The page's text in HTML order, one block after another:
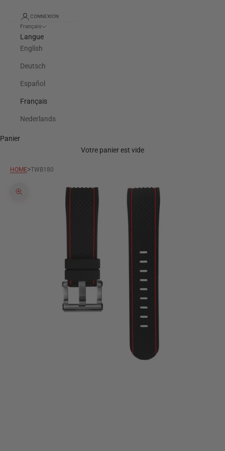
CONNEXION
Français
Langue
English
Deutsch
Español
Français
Nederlands
Panier
Votre panier est vide
HOME>TWB180
Zoomer sur l'image